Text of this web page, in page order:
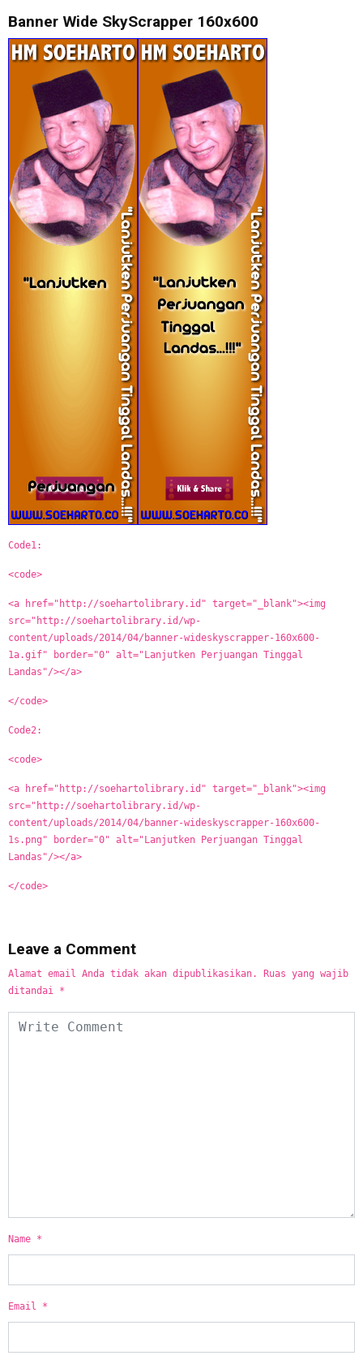
Banner Wide SkyScrapper 160x600
Code1:
<code>
<a href="http://soehartolibrary.id" target="_blank"><img
src="http://soehartolibrary.id/wp-
content/uploads/2014/04/banner-wideskyscrapper-160x600-
1a.gif" border="0" alt="Lanjutken Perjuangan Tinggal
Landas"/></a>
</code>
Code2:
<code>
<a href="http://soehartolibrary.id" target="_blank"><img
src="http://soehartolibrary.id/wp-
content/uploads/2014/04/banner-wideskyscrapper-160x600-
1s.png" border="0" alt="Lanjutken Perjuangan Tinggal
Landas"/></a>
</code>
Leave a Comment
Alamat email Anda tidak akan dipublikasikan.
Ruas yang wajib
ditandai *
Name *
Email *